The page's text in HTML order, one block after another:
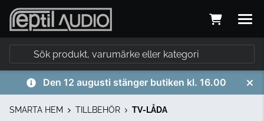
Den 12 augusti stänger butiken kl. 16.00
SMARTA HEM TILLBEHÖR TV-LÅDA